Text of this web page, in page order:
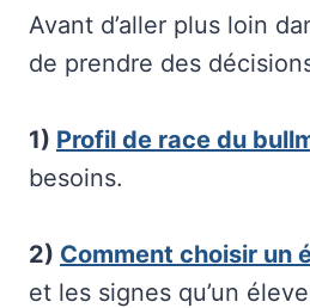
Avant d’aller plus loin
de prendre des
1) Profil de race du
besoins.
2) Comment choisir un
et les signes qu’un